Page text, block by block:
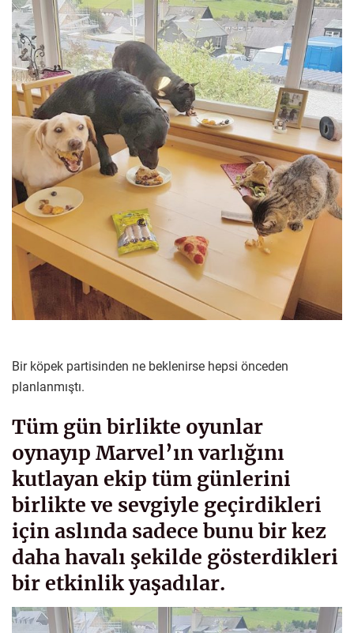
Bir köpek partisinden ne beklenirse hepsi önceden
planlanmıştı.
Tüm gün birlikte oyunlar
oynayıp Marvel’ın varlığını
kutlayan ekip tüm günlerini
birlikte ve sevgiyle geçirdikleri
için aslında sadece bunu bir kez
daha havalı şekilde gösterdikleri
bir etkinlik yaşadılar.